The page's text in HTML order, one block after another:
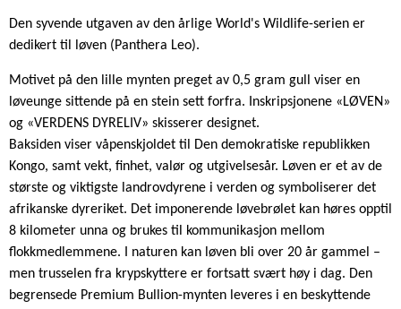
Den syvende utgaven av den årlige World's Wildlife-serien er
dedikert til løven (Panthera Leo).
Motivet på den lille mynten preget av 0,5 gram gull viser en
løveunge sittende på en stein sett forfra. Inskripsjonene «LØVEN»
og «VERDENS DYRELIV» skisserer designet.
Baksiden viser våpenskjoldet til Den demokratiske republikken
Kongo, samt vekt, finhet, valør og utgivelsesår. Løven er et av de
største og viktigste landrovdyrene i verden og symboliserer det
afrikanske dyreriket. Det imponerende løvebrølet kan høres opptil
8 kilometer unna og brukes til kommunikasjon mellom
flokkmedlemmene. I naturen kan løven bli over 20 år gammel –
men trusselen fra krypskyttere er fortsatt svært høy i dag. Den
begrensede Premium Bullion-mynten leveres i en beskyttende